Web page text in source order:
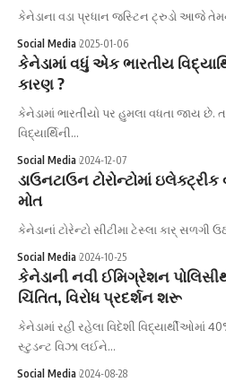
કેનેડાના વડા પ્રધાન જસ્ટિન ટ્રુડો આજે
Social Media 2025-01-06
કેનેડામાં વધું એક ભારતીય
કારણ ?
કેનેડામાં ભારતીયો પર હુમલા વધતા જાય
વિદ્યાર્થિની…
Social Media 2024-12-07
ડાઉનટાઉન ટોરોન્ટોમાં
મોત
કેનેડાનાં ટોરેન્ટો સીટીમા ટેસ્લા કાર્ સળગી
Social Media 2024-10-25
કેનેડાની નવી ઈમિગ્રેશન
ચિંતિત, વિરોધ પ્રદર્શન શરૂ
કેનેડામાં રહી રહેલા વિદેશી વિદ્યાર્થીઓમાં
સ્ટુડન્ટ વિઝા લઈને…
Social Media 2024-08-28